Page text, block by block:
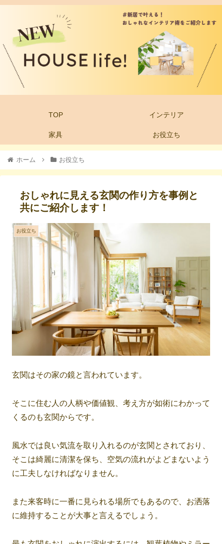
TOP インテリア
家具 お役立ち
ホーム お役立ち
おしゃれに見える玄関の作り方を事例と
共にご紹介します！
お役立ち
玄関はその家の鏡と言われています。
そこに住む人の人柄や価値観、考え方が如術にわかって
くるのも玄関からです。
風水では良い気流を取り入れるのが玄関とされており、
そこは綺麗に清潔を保ち、空気の流れがよどまないよう
に工夫しなければなりません。
また来客時に一番に見られる場所でもあるので、お洒落
に維持することが大事と言えるでしょう。